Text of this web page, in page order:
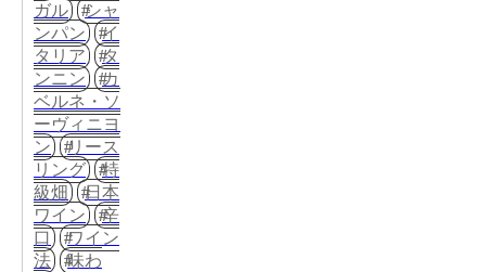
ガル
シャ
ンパン
イ
タリア
タ
ンニン
カ
ベルネ・ソ
ーヴィニヨ
ン
リース
リング
特
級畑
日本
ワイン
辛
口
ワイン
法
味わ